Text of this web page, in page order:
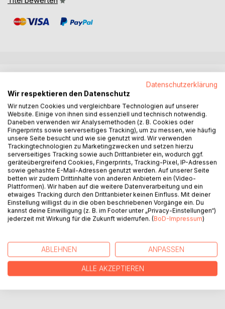
"Ich bin nicht überarbeitet. Da ist jemand in meinem Haus!"
Lena zieht in die Villa ihrer verstorbenen Tante. Schnell
überkommt sie das Gefühl, nicht die einzige Bewohnerin
des Hauses zu sein. Unheimliche Ereignisse drohen sie in
den Wahnsinn zu treiben. Lena sucht Hilfe, aber weiß nicht,
wem sie trauen kann. Sind es am Ende doch die Geister
aus der Vergangenheit, die sie heimsuchen?
AUTOR/IN
PRESSESTIMMEN
REZENSIONEN
Datenschutzerklärung
Wir respektieren den Datenschutz
Wir nutzen Cookies und vergleichbare Technologien auf unserer
Website. Einige von ihnen sind essenziell und technisch notwendig.
Daneben verwenden wir Analysemethoden (z. B. Cookies oder
Fingerprints sowie serverseitiges Tracking), um zu messen, wie häufig
unsere Seite besucht und wie sie genutzt wird. Wir verwenden
Trackingtechnologien zu Marketingzwecken und setzen hierzu
serverseitiges Tracking sowie auch Drittanbieter ein, wodurch ggf.
geräteübergreifend Cookies, Fingerprints, Tracking-Pixel, IP-Adressen
sowie gehashte E-Mail-Adressen genutzt werden. Auf unserer Seite
betten wir zudem Drittinhalte von anderen Anbietern ein (Video-
Plattformen). Wir haben auf die weitere Datenverarbeitung und ein
etwaiges Tracking durch den Drittanbieter keinen Einfluss. Mit deiner
Einstellung willigst du in die oben beschriebenen Vorgänge ein. Du
kannst deine Einwilligung (z. B. im Footer unter „Privacy-Einstellungen“)
jederzeit mit Wirkung für die Zukunft widerrufen. (BoD-Impressum)
ABLEHNEN ANPASSEN
ALLE AKZEPTIEREN